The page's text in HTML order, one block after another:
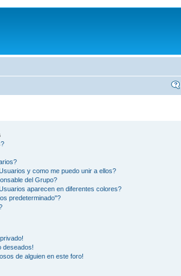
y como me puedo unir a ellos?
del Grupo?
aparecen en diferentes colores?
predeterminado"?
deseados!
de alguien en este foro!